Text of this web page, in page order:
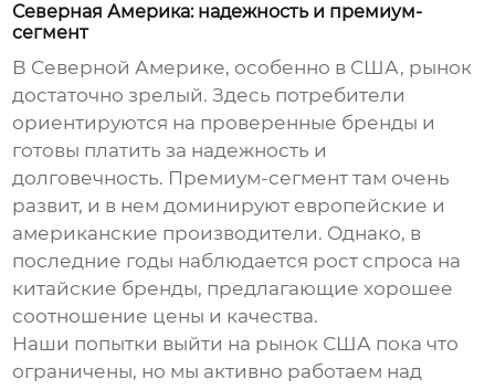
Северная Америка: надежность и премиум-
сегмент
В Северной Америке, особенно в США, рынок
достаточно зрелый. Здесь потребители
ориентируются на проверенные бренды и
готовы платить за надежность и
долговечность. Премиум-сегмент там очень
развит, и в нем доминируют европейские и
американские производители. Однако, в
последние годы наблюдается рост спроса на
китайские бренды, предлагающие хорошее
соотношение цены и качества.
Наши попытки выйти на рынок США пока что
ограничены, но мы активно работаем над